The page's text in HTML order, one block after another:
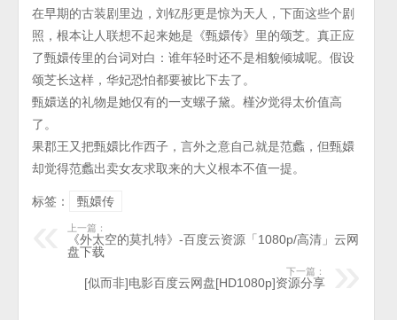
在早期的古装剧里边，刘钇彤更是惊为天人，下面这些个剧
照，根本让人联想不起来她是《甄嬛传》里的颂芝。真正应
了甄嬛传里的台词对白：谁年轻时还不是相貌倾城呢。假设
颂芝长这样，华妃恐怕都要被比下去了。
甄嬛送的礼物是她仅有的一支螺子黛。槿汐觉得太价值高
了。
果郡王又把甄嬛比作西子，言外之意自己就是范蠡，但甄嬛
却觉得范蠡出卖女友求取来的大义根本不值一提。
标签：
甄嬛传
上一篇：
《外太空的莫扎特》-百度云资源「1080p/高清」云网
盘下载
下一篇：
[似而非]电影百度云网盘[HD1080p]资源分享